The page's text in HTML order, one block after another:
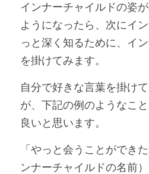
インナーチャイルドの姿
ようになったら、次にイ
っと深く知るために、イ
を掛けてみます。
自分で好きな言葉を掛け
が、下記の例のようなこ
良いと思います。
「やっと会うことができ
ンナーチャイルドの名前